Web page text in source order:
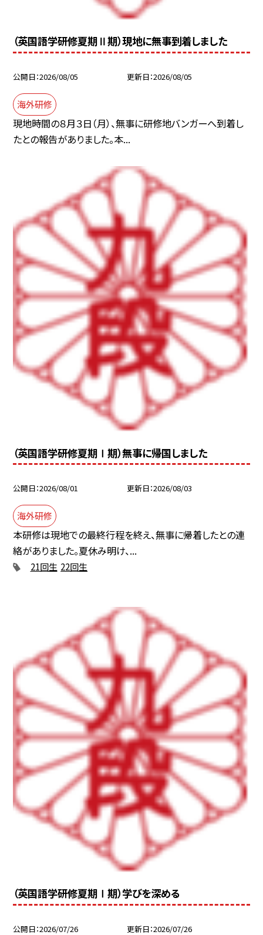
（英国語学研修夏期Ⅱ期）現地に無事到着しました
公開日 2026/08/05 更新日 2026/08/05
海外研修
現地時間の８月３日（月）、無事に研修地バンガーへ到着し
たとの報告がありました。本...
（英国語学研修夏期Ⅰ期）無事に帰国しました
公開日 2026/08/01 更新日 2026/08/03
海外研修
本研修は現地での最終行程を終え、無事に帰着したとの連
絡がありました。夏休み明け、...
21回生 22回生
（英国語学研修夏期Ⅰ期）学びを深める
公開日 2026/07/26 更新日 2026/07/26